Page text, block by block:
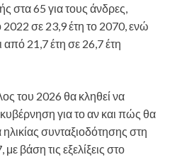
στα 65 για τους άνδρες,
2022 σε 23,9 έτη το 2070, ενώ
από 21,7 έτη σε 26,7 έτη
του 2026 θα κληθεί να
για το αν και πώς θα
συνταξιοδότησης στη
βάση τις εξελίξεις στο